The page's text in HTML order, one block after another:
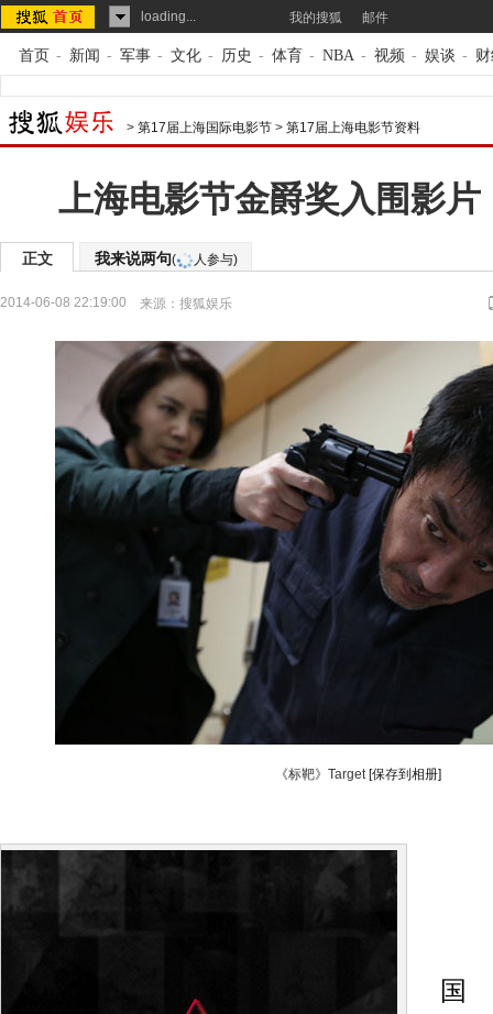
loading... 我的搜狐 邮件
首页 - 新闻 - 军事 - 文化 - 历史 - 体育 - NBA - 视频 - 娱谈 -
> 第17届上海国际电影节 > 第17届上海电影节资料
上海电影节金爵奖入围影片
正文 我来说两句( 人参与)
2014-06-08 22:19:00 来源： 搜狐娱乐
《标靶》Target [保存到相册]
国